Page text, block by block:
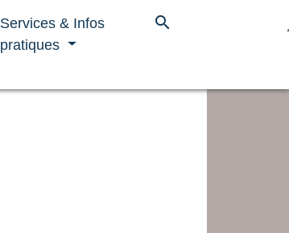
Services & Infos
pratiques
search